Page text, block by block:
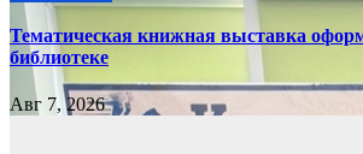
Тематическая книжная выставка
библиотеке
Авг 7, 2026